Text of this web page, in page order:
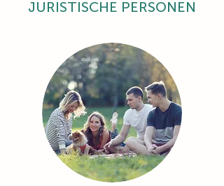
JURISTISCHE PERSONEN